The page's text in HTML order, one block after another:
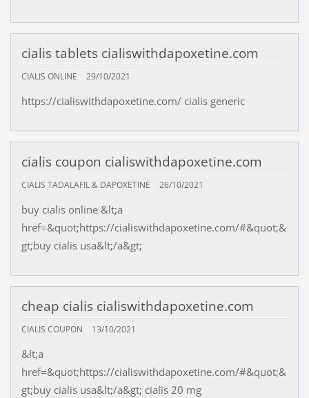
cialis tablets cialiswithdapoxetine.com
CIALIS ONLINE 29/10/2021
https://cialiswithdapoxetine.com/ cialis generic
cialis coupon cialiswithdapoxetine.com
CIALIS TADALAFIL & DAPOXETINE 26/10/2021
buy cialis online &lt;a
href=&quot;https://cialiswithdapoxetine.com/#&quot;&
gt;buy cialis usa&lt;/a&gt;
cheap cialis cialiswithdapoxetine.com
CIALIS COUPON 13/10/2021
&lt;a
href=&quot;https://cialiswithdapoxetine.com/#&quot;&
gt;buy cialis usa&lt;/a&gt; cialis 20 mg